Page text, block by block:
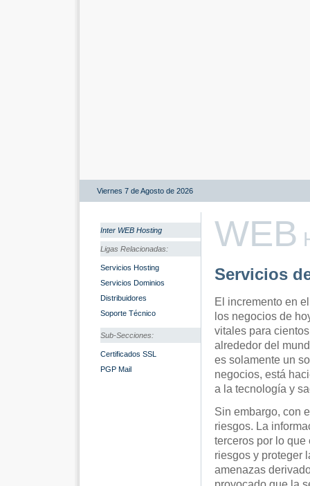
Viernes 7 de Agosto de 2026
Inter WEB Hosting
Ligas Relacionadas:
Servicios Hosting
Servicios Dominios
Distribuidores
Soporte Técnico
Sub-Secciones:
Certificados SSL
PGP Mail
WEB
Servicios
El incremento en
los negocios de
vitales para
alrededor del
es solamente un
negocios, está
a la tecnología y
Sin embargo, con
riesgos. La
terceros por lo
riesgos y proteger
amenazas